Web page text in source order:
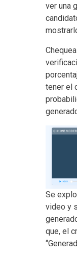
ver una
tener el
Se
video y
que, el